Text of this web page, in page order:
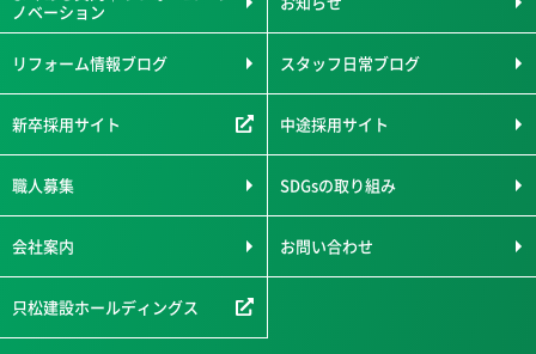
ノベーション
リフォーム情報ブログ スタッフ日常ブログ
新卒採用サイト 中途採用サイト
職人募集 SDGsの取り組み
会社案内 お問い合わせ
只松建設ホールディングス